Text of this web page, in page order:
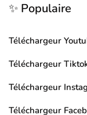
✨ Populaire
Téléchargeur
Téléchargeur
Téléchargeur
Téléchargeur